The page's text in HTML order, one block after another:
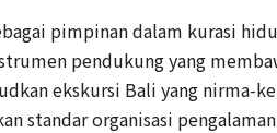
pimpinan dalam kurasi
pendukung yang
ekskursi Bali yang nirma-
standar organisasi